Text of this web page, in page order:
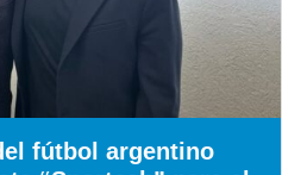
fútbol argentino